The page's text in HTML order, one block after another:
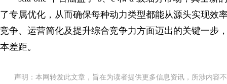
了专属优化，从而确保每种动力类型都能从源头实现效
竞争、运营简化及提升综合竞争力方面迈出的关键一步
本差距。
声明：本网转发此文章，旨在为读者提供更多信息资讯，所涉内容